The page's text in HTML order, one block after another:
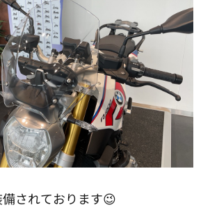
されております😉